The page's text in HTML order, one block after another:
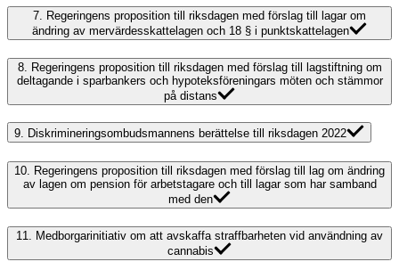
7. Regeringens proposition till riksdagen med förslag till lagar om
ändring av mervärdesskattelagen och 18 § i punktskattelagen
8. Regeringens proposition till riksdagen med förslag till lagstiftning om
deltagande i sparbankers och hypoteksföreningars möten och stämmor
på distans
9. Diskrimineringsombudsmannens berättelse till riksdagen 2022
10.
Regeringens proposition till riksdagen med förslag till lag om ändring
av lagen om pension för arbetstagare och till lagar som har samband
med den
11. Medborgarinitiativ om att avskaffa straffbarheten vid användning av
cannabis